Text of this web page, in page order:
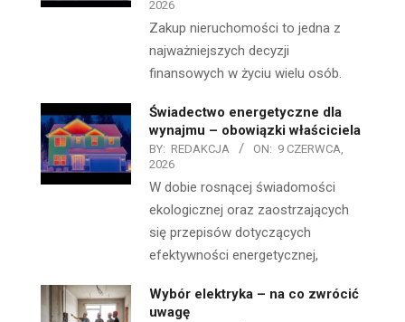
2026
Zakup nieruchomości to jedna z
najważniejszych decyzji
finansowych w życiu wielu osób.
Świadectwo energetyczne dla
wynajmu – obowiązki właściciela
BY: REDAKCJA ON: 9 CZERWCA,
2026
W dobie rosnącej świadomości
ekologicznej oraz zaostrzających
się przepisów dotyczących
efektywności energetycznej,
Wybór elektryka – na co zwrócić
uwagę